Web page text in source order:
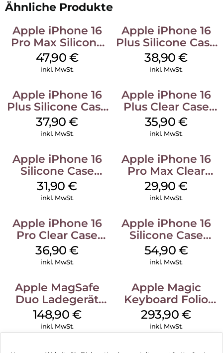
Ähnliche Produkte
Apple iPhone 16
Pro Max Silicone
Case MagSafe
Black
47,90 €
inkl. MwSt.
Apple iPhone 16
Plus Silicone Case
MagSafe Denim
38,90€
inkl. MwSt.
Apple iPhone 16
Plus Silicone Case
MagSafe Lake
Green
37,90€
inkl. MwSt.
Apple iPhone 16
Plus Clear Case
MagSafe
Transparent
35,90 €
inkl. MwSt.
Apple iPhone 16
Silicone Case
MagSafe Fuchsia
31,90€
inkl. MwSt.
Apple iPhone 16
Pro Max Clear
Case MagSafe
Transparent
29,90€
inkl. MwSt.
Apple iPhone 16
Pro Clear Case
MagSafe
Transparent
36,90€
inkl. MwSt.
Apple iPhone 16
Silicone Case
MagSafe Black
54,90 €
inkl. MwSt.
Apple MagSafe
Duo Ladegerät
Weiß
148,90 €
inkl. MwSt.
Apple Magic
Keyboard Folio
iPad 10.9″ (10.Gen.)
Weiß
293,90€
inkl. MwSt.